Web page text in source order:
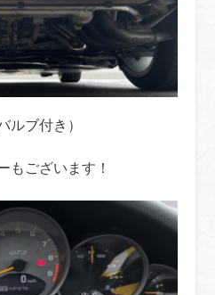
ブ付き）
もございます！